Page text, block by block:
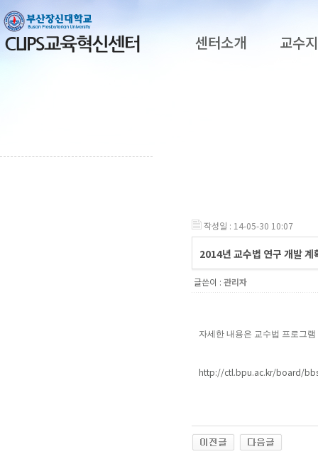
센터소개 교수
작성일 : 14-05-30 10:07
2014년 교수법 연구 개발 계
글쓴이 : 관리자
자세한 내용은 교수법 프로그
http://ctl.bpu.ac.kr/board/